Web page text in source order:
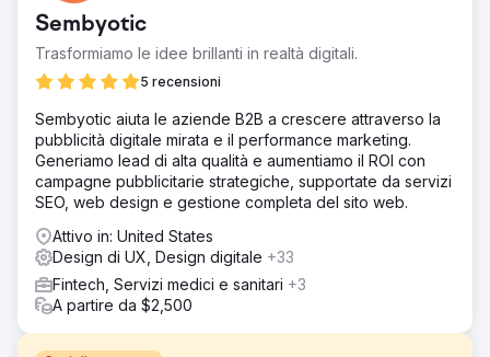
Sembyotic
Trasformiamo le idee brillanti in realtà digitali.
5 recensioni
Sembyotic aiuta le aziende B2B a crescere attraverso la
pubblicità digitale mirata e il performance marketing.
Generiamo lead di alta qualità e aumentiamo il ROI con
campagne pubblicitarie strategiche, supportate da servizi
SEO, web design e gestione completa del sito web.
Attivo in: United States
Design di UX, Design digitale +33
Fintech, Servizi medici e sanitari +3
A partire da $2,500